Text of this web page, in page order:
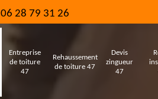
06 28 79 31 26
Entreprise
de toiture
47
Rehaussement
de toiture 47
Devis
zingueur
47